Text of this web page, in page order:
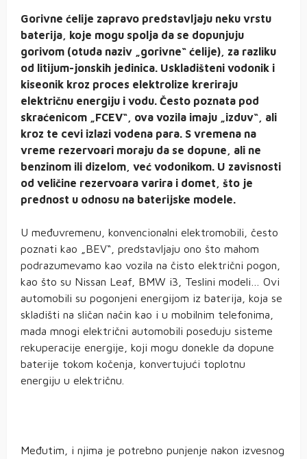
Gorivne ćelije zapravo predstavljaju neku vrstu
baterija, koje mogu spolja da se dopunjuju
gorivom (otuda naziv „gorivne“ ćelije), za razliku
od litijum-jonskih jedinica. Uskladišteni vodonik i
kiseonik kroz proces elektrolize kreriraju
električnu energiju i vodu. Često poznata pod
skraćenicom „FCEV“, ova vozila imaju „izduv“, ali
kroz te cevi izlazi vodena para. S vremena na
vreme rezervoari moraju da se dopune, ali ne
benzinom ili dizelom, već vodonikom. U zavisnosti
od veličine rezervoara varira i domet, što je
prednost u odnosu na baterijske modele.
U međuvremenu, konvencionalni elektromobili, često
poznati kao „BEV“, predstavljaju ono što mahom
podrazumevamo kao vozila na čisto električni pogon,
kao što su Nissan Leaf, BMW i3, Teslini modeli… Ovi
automobili su pogonjeni energijom iz baterija, koja se
skladišti na sličan način kao i u mobilnim telefonima,
mada mnogi električni automobili poseduju sisteme
rekuperacije energije, koji mogu donekle da dopune
baterije tokom kočenja, konvertujući toplotnu
energiju u električnu.
Međutim, i njima je potrebno punjenje nakon izvesnog